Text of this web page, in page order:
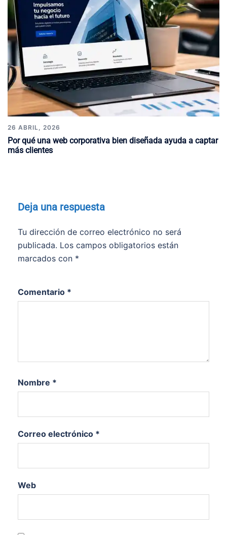
26 ABRIL, 2026
Por qué una web corporativa bien diseñada ayuda a captar
más clientes
Deja una respuesta
Tu dirección de correo electrónico no será
publicada. Los campos obligatorios están
marcados con *
Comentario *
Nombre *
Correo electrónico *
Web